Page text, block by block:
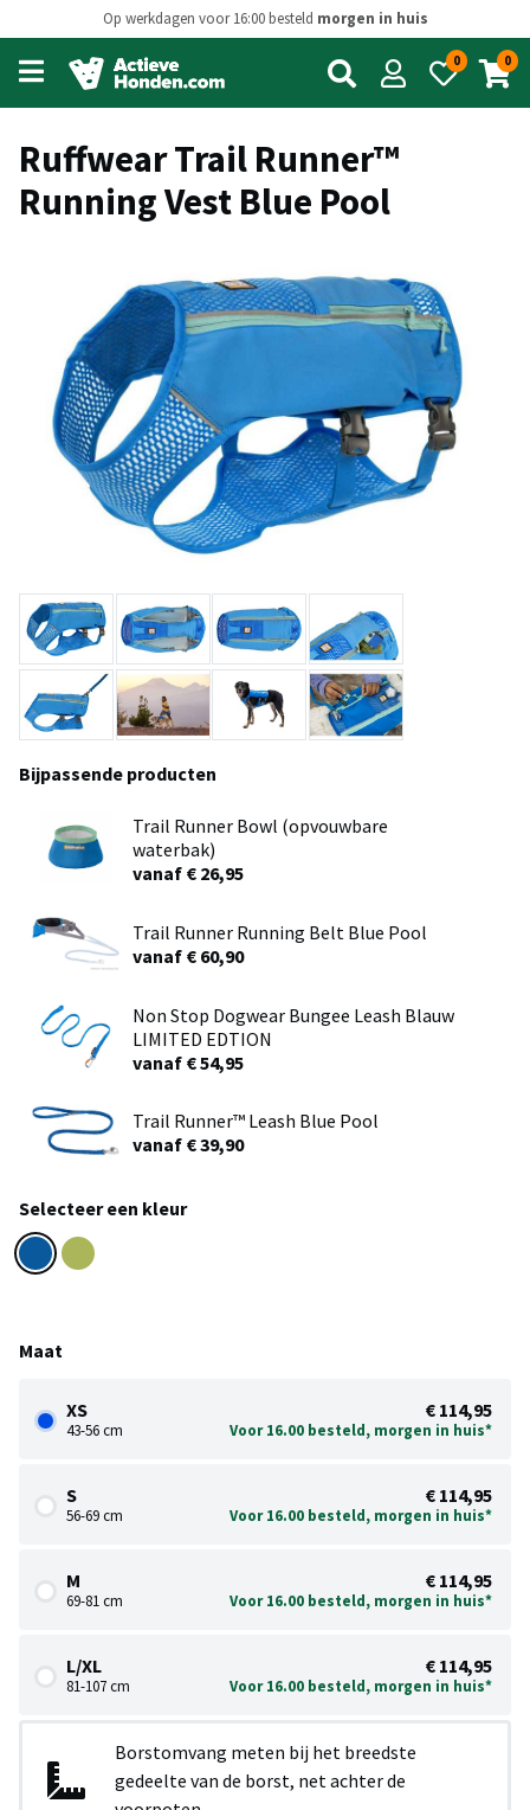
Op werkdagen voor 16:00 besteld morgen in huis
Open
main
menu
0 0
Ruffwear Trail Runner™
Running Vest Blue Pool
Bijpassende producten
Trail Runner Bowl (opvouwbare
waterbak)
vanaf € 26,95
Trail Runner Running Belt Blue Pool
vanaf € 60,90
Non Stop Dogwear Bungee Leash Blauw
LIMITED EDTION
vanaf € 54,95
Trail Runner™ Leash Blue Pool
vanaf € 39,90
Selecteer een kleur
Maat
XS
43-56 cm
€ 114,95
Voor 16.00 besteld, morgen in huis*
S
56-69 cm
€ 114,95
Voor 16.00 besteld, morgen in huis*
M
69-81 cm
€ 114,95
Voor 16.00 besteld, morgen in huis*
L/XL
81-107 cm
€ 114,95
Voor 16.00 besteld, morgen in huis*
Borstomvang meten bij het breedste
gedeelte van de borst, net achter de